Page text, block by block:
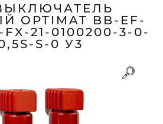
OPTIMAT BB-EF-
21-0100200-3-0-
S-0 У3